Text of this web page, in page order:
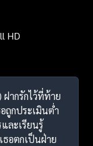
HD
ฝากรักไว้ที่ท้าย
ถูกประเมินต่ำ
ละเรียนรู้
ธอตกเป็นฝ่าย